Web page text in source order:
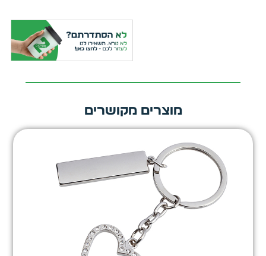
מוצרים מקושרים